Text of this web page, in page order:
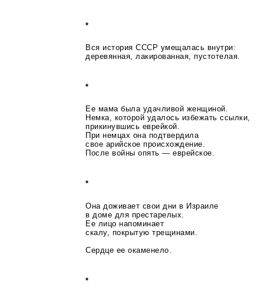
*
Вся история СССР умещалась внутри:
деревянная, лакированная, пустотелая.
*
Ее мама была удачливой женщиной.
Немка, которой удалось избежать ссылки,
прикинувшись еврейкой.
При немцах она подтвердила
свое арийское происхождение.
После войны опять — еврейское.
*
Она доживает свои дни в Израиле
в доме для престарелых.
Ее лицо напоминает
скалу, покрытую трещинами.
Сердце ее окаменело.
*